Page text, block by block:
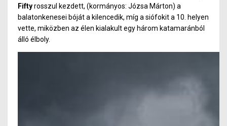
Fiftyrosszul kezdett, (kormányos: Józsa Márton) a
balatonkenesei bóját a kilencedik, míg a siófokit a 10. helyen
vette, miközben az élen kialakult egy három katamaránból
álló élboly.